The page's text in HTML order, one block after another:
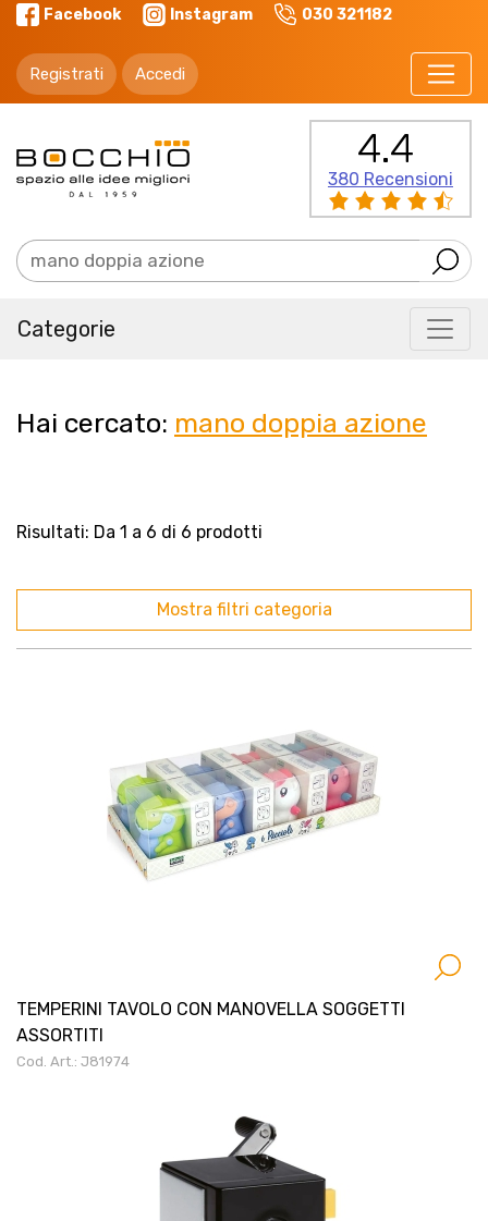
Facebook Instagram 030 321182
Registrati Accedi
4.4
380 Recensioni
Categorie
Hai cercato: mano doppia azione
Risultati: Da 1 a 6 di 6 prodotti
Mostra filtri categoria
TEMPERINI TAVOLO CON MANOVELLA SOGGETTI
ASSORTITI
Cod. Art.: J81974